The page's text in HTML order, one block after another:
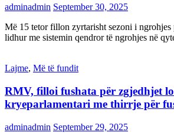
adminadmin September 30, 2025
Më 15 tetor fillon zyrtarisht sezoni i ngrohjes
lidhur me sistemin qendror të ngrohjes në
Lajme, Më të fundit
RMV, filloi fushata për zgjedhjet
kryeparlamentari me thirrje për
adminadmin September 29, 2025